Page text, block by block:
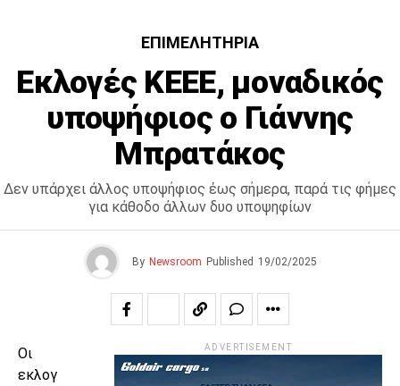
ΕΠΙΜΕΛΗΤΉΡΙΑ
Εκλογές ΚΕΕΕ, μοναδικός
υποψήφιος ο Γιάννης
Μπρατάκος
Δεν υπάρχει άλλος υποψήφιος έως σήμερα, παρά τις φήμες
για κάθοδο άλλων δυο υποψηφίων
By Newsroom Published 19/02/2025
Οι
εκλογ
ADVERTISEMENT